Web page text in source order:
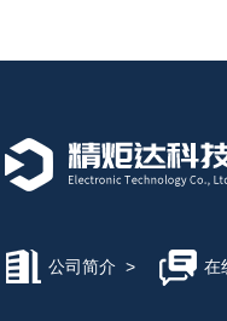
公司简介 > 在